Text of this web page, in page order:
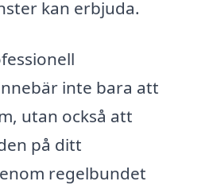
kan erbjuda.
inte bara att
utan också att
på ditt
regelbundet